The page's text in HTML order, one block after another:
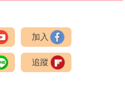
加入
追蹤